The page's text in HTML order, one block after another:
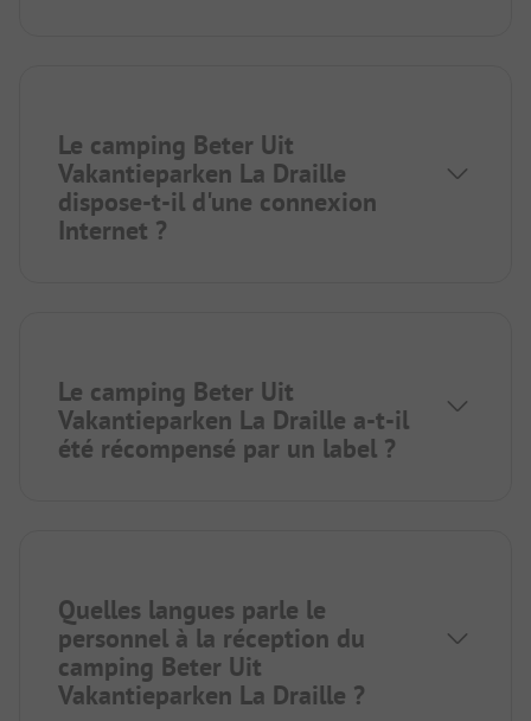
Le camping Beter Uit
Vakantieparken La Draille
dispose-t-il d'une connexion
Internet ?
Le camping Beter Uit
Vakantieparken La Draille a-t-il
été récompensé par un label ?
Quelles langues parle le
personnel à la réception du
camping Beter Uit
Vakantieparken La Draille ?